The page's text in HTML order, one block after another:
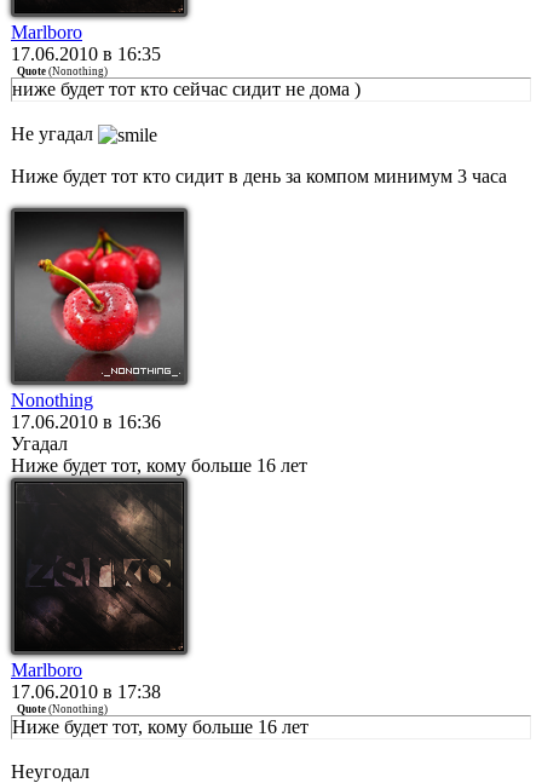
Marlboro
17.06.2010 в 16:35
Quote (Nonothing)
ниже будет тот кто сейчас сидит не дома )
Не угадал
Ниже будет тот кто сидит в день за компом минимум 3 часа
Nonothing
17.06.2010 в 16:36
Угадал
Ниже будет тот, кому больше 16 лет
Marlboro
17.06.2010 в 17:38
Quote (Nonothing)
Ниже будет тот, кому больше 16 лет
Неугодал